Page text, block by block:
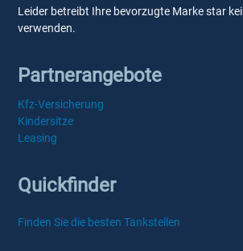
Leider betreibt Ihre bevorzugte Marke star
verwenden.
Partnerangebote
Kfz-Versicherung
Kindersitze
Leasing
Quickfinder
Finden Sie die besten Tankstellen